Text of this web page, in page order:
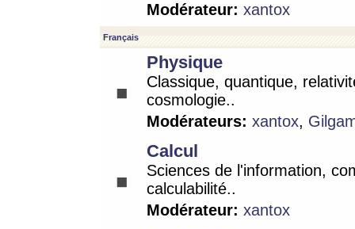
Modérateur: xantox
Français
Physique
Classique, quantique,
cosmologie..
Modérateurs: xantox,
Calcul
Sciences de l'information,
calculabilité..
Modérateur: xantox